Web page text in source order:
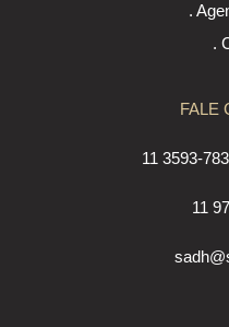
.
.
FALE
11 3593-
11